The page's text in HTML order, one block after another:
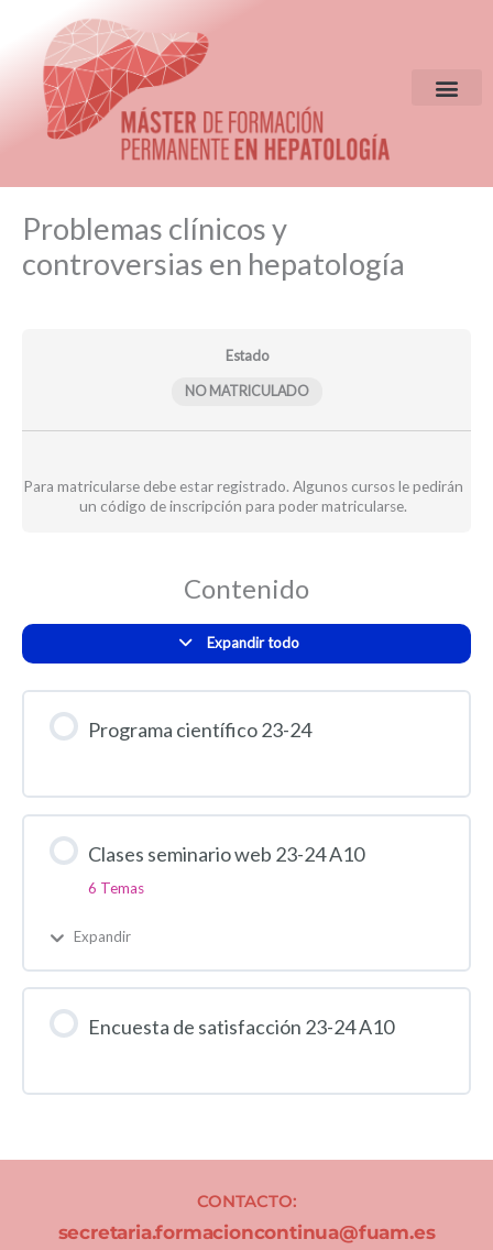
contenido
Problemas clínicos y
controversias en hepatología
Estado
NO MATRICULADO
Para matricularse debe estar registrado. Algunos cursos le pedirán
un código de inscripción para poder matricularse.
Contenido
Expandir todo
Programa científico 23-24
Clases seminario web 23-24 A10
6 Temas
Expandir
seminario
23-
Encuesta de satisfacción 23-24 A10
CONTACTO:
secretaria.formacioncontinua@fuam.es